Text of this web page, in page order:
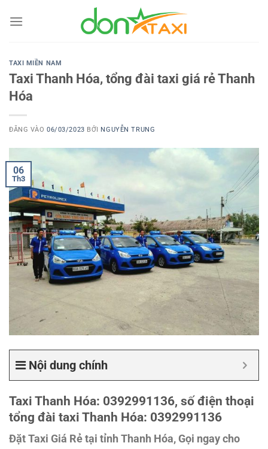
qua
TAXI MIỀN NAM
Taxi Thanh Hóa, tổng đài taxi giá rẻ Thanh
Hóa
ĐĂNG VÀO06/03/2023 BỞI NGUYỄN TRUNG
06
Th3
Nội dung chính
Taxi Thanh Hóa: 0392991136, số điện thoại
tổng đài taxi Thanh Hóa: 0392991136
Đặt Taxi Giá Rẻ tại tỉnh Thanh Hóa, Gọi ngay cho